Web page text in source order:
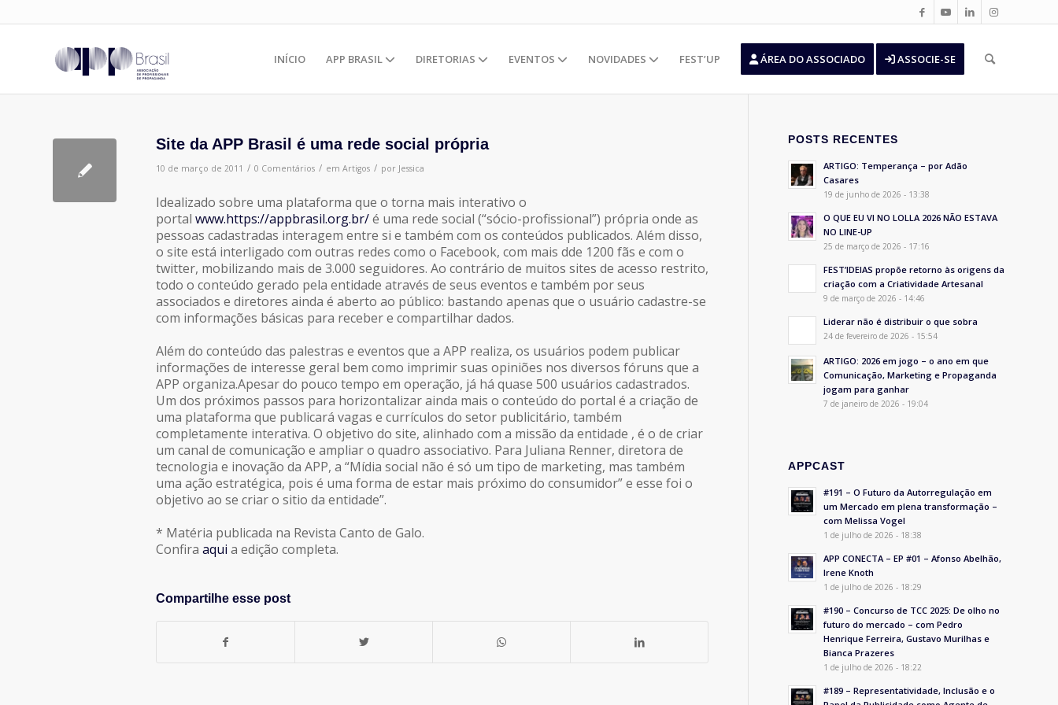
INÍCIO APP BRASIL DIRETORIAS EVENTOS NOVIDADES FEST’UP ÁREA DO ASSOCIADO ASSOCIE-SE
Site da APP Brasil é uma rede social própria
10 de março de 2011 / 0 Comentários / em Artigos / por Jessica
Idealizado sobre uma plataforma que o torna mais interativo o
portal www.https://appbrasil.org.br/é uma rede social (“sócio-profissional”) própria onde as
pessoas cadastradas interagem entre si e também com os conteúdos publicados. Além disso,
o site está interligado com outras redes como o Facebook, com mais dde 1200 fãs e com o
twitter, mobilizando mais de 3.000 seguidores. Ao contrário de muitos sites de acesso restrito,
todo o conteúdo gerado pela entidade através de seus eventos e também por seus
associados e diretores ainda é aberto ao público: bastando apenas que o usuário cadastre-se
com informações básicas para receber e compartilhar dados.
Além do conteúdo das palestras e eventos que a APP realiza, os usuários podem publicar
informações de interesse geral bem como imprimir suas opiniões nos diversos fóruns que a
APP organiza.Apesar do pouco tempo em operação, já há quase 500 usuários cadastrados.
Um dos próximos passos para horizontalizar ainda mais o conteúdo do portal é a criação de
uma plataforma que publicará vagas e currículos do setor publicitário, também
completamente interativa. O objetivo do site, alinhado com a missão da entidade , é o de criar
um canal de comunicação e ampliar o quadro associativo. Para Juliana Renner, diretora de
tecnologia e inovação da APP, a “Mídia social não é só um tipo de marketing, mas também
uma ação estratégica, pois é uma forma de estar mais próximo do consumidor” e esse foi o
objetivo ao se criar o sitio da entidade”.
* Matéria publicada na Revista Canto de Galo.
Confira aqui a edição completa.
Compartilhe esse post
POSTS RECENTES
ARTIGO: Temperança – por Adão
Casares
19 de junho de 2026 - 13:38
O QUE EU VI NO LOLLA 2026 NÃO ESTAVA
NO LINE-UP
25 de março de 2026 - 17:16
FEST’IDEIAS propõe retorno às origens da
criação com a Criatividade Artesanal
9 de março de 2026 - 14:46
Liderar não é distribuir o que sobra
24 de fevereiro de 2026 - 15:54
ARTIGO: 2026 em jogo – o ano em que
Comunicação, Marketing e Propaganda
jogam para ganhar
7 de janeiro de 2026 - 19:04
APPCAST
#191 – O Futuro da Autorregulação em
um Mercado em plena transformação –
com Melissa Vogel
1 de julho de 2026 - 18:38
APP CONECTA – EP #01 – Afonso Abelhão,
Irene Knoth
1 de julho de 2026 - 18:29
#190 – Concurso de TCC 2025: De olho no
futuro do mercado – com Pedro
Henrique Ferreira, Gustavo Murilhas e
Bianca Prazeres
1 de julho de 2026 - 18:22
#189 – Representatividade, Inclusão e o